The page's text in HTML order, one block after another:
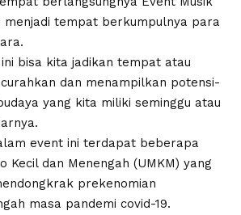
menjadi tempat berkumpulnya para
bisa kita jadikan tempat atau
dan menampilkan potensi-
yang kita miliki seminggu atau
event ini terdapat beberapa
Kecil dan Menengah (UMKM) yang
prekenomian
masa pandemi covid-19.